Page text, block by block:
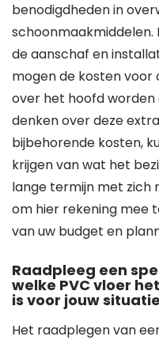
benodigdheden in
schoonmaakmiddelen.
de aanschaf en
mogen de kosten voor
over het hoofd worden
denken over deze
bijbehorende kosten,
krijgen van wat het
lange termijn met zich
om hier rekening mee
van uw budget en
Raadpleeg een
welke PVC vloer
is voor jouw
Het raadplegen van